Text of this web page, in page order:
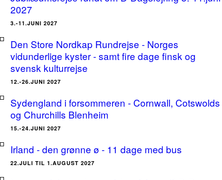
2027
3.-11.JUNI 2027
Den Store Nordkap Rundrejse - Norges
vidunderlige kyster - samt fire dage finsk og
svensk kulturrejse
12.-26.JUNI 2027
Sydengland i forsommeren - Cornwall, Cotswolds
og Churchills Blenheim
15.-24.JUNI 2027
Irland - den grønne ø - 11 dage med bus
22.JULI TIL 1.AUGUST 2027